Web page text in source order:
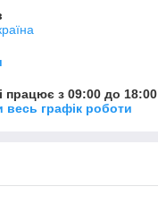
працює з 09:00 до 18:00
весь графік роботи